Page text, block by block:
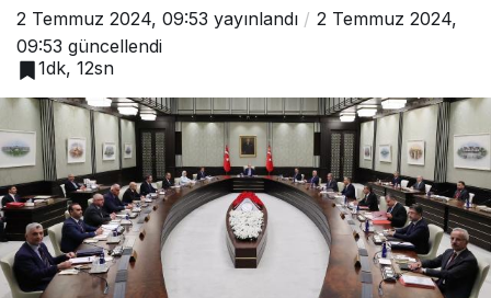
2 Temmuz 2024, 09:53 yayınlandı
2 Temmuz 2024,
09:53 güncellendi
1dk, 12sn